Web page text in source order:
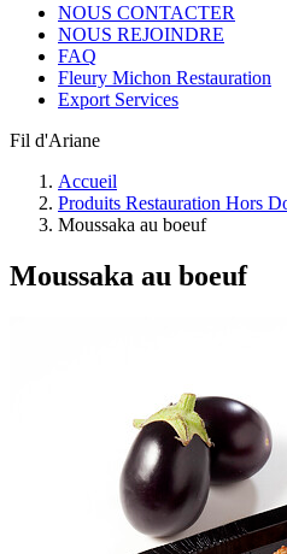
NOUS CONTACTER
NOUS REJOINDRE
FAQ
Fleury Michon Restauration
Export Services
Fil d'Ariane
Accueil
Produits Restauration Hors
Moussaka au boeuf
Moussaka au boeuf